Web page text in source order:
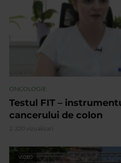
ONCOLOGIE
Testul FIT –
cancerului de colon
2.320 vizualizari
VIDEO